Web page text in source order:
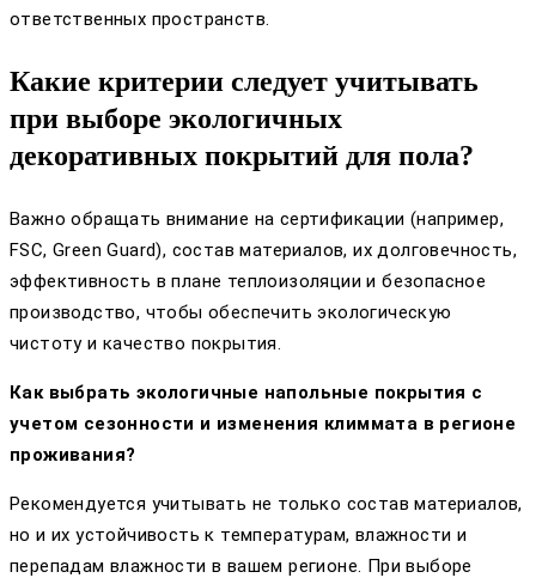
ответственных пространств.
Какие критерии следует учитывать
при выборе экологичных
декоративных покрытий для пола?
Важно обращать внимание на сертификации (например,
FSC, Green Guard), состав материалов, их долговечность,
эффективность в плане теплоизоляции и безопасное
производство, чтобы обеспечить экологическую
чистоту и качество покрытия.
Как выбрать экологичные напольные покрытия с
учетом сезонности и изменения климмата в регионе
проживания?
Рекомендуется учитывать не только состав материалов,
но и их устойчивость к температурам, влажности и
перепадам влажности в вашем регионе. При выборе